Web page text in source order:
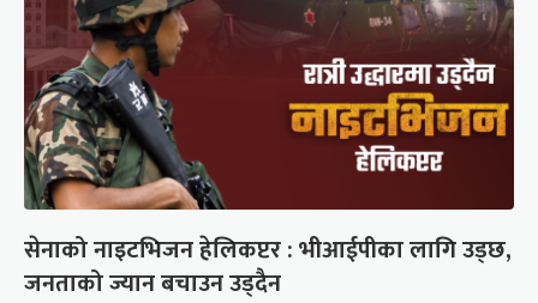
सेनाको नाइटभिजन हेलिकप्टर : भीआईपीका लागि उड्छ,
जनताको ज्यान बचाउन उड्दैन